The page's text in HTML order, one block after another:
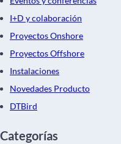
I+D y colaboración
Proyectos Onshore
Proyectos Offshore
Instalaciones
Novedades Producto
DTBird
Categorías